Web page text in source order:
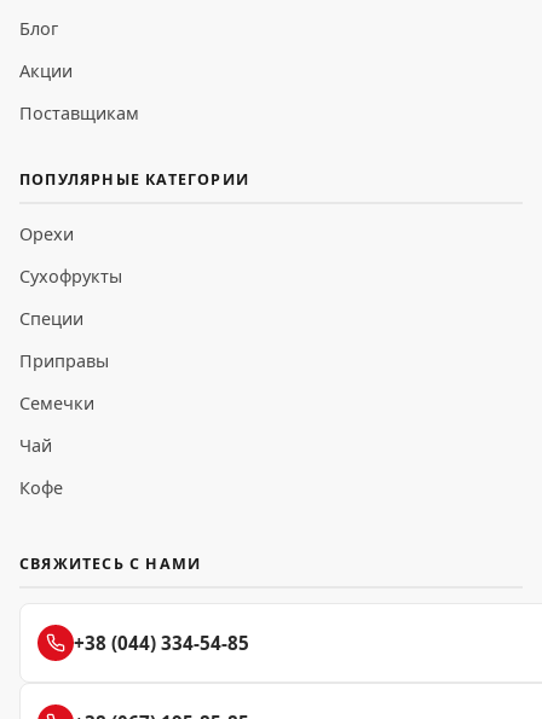
Блог
Акции
Поставщикам
ПОПУЛЯРНЫЕ КАТЕГОРИИ
Орехи
Сухофрукты
Специи
Приправы
Семечки
Чай
Кофе
СВЯЖИТЕСЬ С НАМИ
+38 (044) 334-54-85